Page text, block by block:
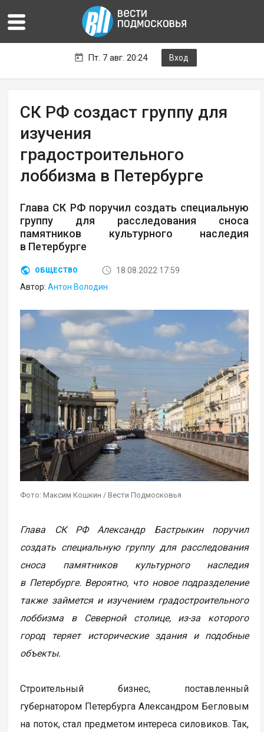
Пт. 7 авг. 20:24 Вход
СК РФ создаст группу для
изучения
градостроительного
лоббизма в Петербурге
Глава СК РФ поручил создать специальную
группу для расследования сноса
памятников культурного наследия
в Петербурге
ОБЩЕСТВО
18.08.2022 17:59
Автор:Антон Володин
Фото: Максим Кошкин / Вести Подмосковья
Глава СК РФ Александр Бастрыкин поручил
создать специальную группу для расследования
сноса памятников культурного наследия
в Петербурге. Вероятно, что новое подразделение
также займется и изучением градостроительного
лоббизма в Северной столице, из-за которого
город теряет исторические здания и подобные
объекты.
Строительный бизнес, поставленный
губернатором Петербурга Александром Бегловым
на поток, стал предметом интереса силовиков. Так,